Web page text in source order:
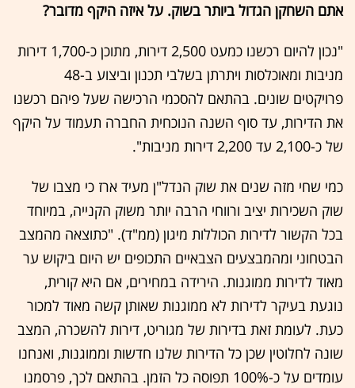
אתם השחקן הגדול ביותר בשוק. על איזה היקף מדובר?
"נכון להיום רכשנו כמעט 2,500 דירות, מתוכן כ-1,700 דירות
מניבות ומאוכלסות ויתרתן בשלבי תכנון וביצוע ב-48
פרויקטים שונים. בהתאם להסכמי הרכישה שעל פיהם רכשנו
את הדירות, עד סוף השנה הנוכחית החברה תעמוד על היקף
של כ-2,100 עד 2,200 דירות מניבות".
כמי שחי מזה שנים את שוק הנדל"ן מעיד ארז כי מצבו של
שוק השכירות יציב ורווחי הרבה יותר משוק הקנייה, במיוחד
בכל הקשור לדירות הכוללות מיגון (ממ"ד). "כתוצאה מהמצב
הבטחוני ומהמבצעים הצבאיים התכופים יש היום ביקוש ער
מאוד לדירות ממוגנות. הירידה במחירים, אם היא קורית,
נוגעת בעיקר לדירות לא ממוגנות שאותן קשה מאוד למכור
כעת. לעומת זאת בדירות של מגוריט, דירות להשכרה, המצב
שונה לחלוטין שכן כל הדירות שלנו חדשות וממוגנות, ואנחנו
עומדים על כ-100% תפוסה כל הזמן. בהתאם לכך, פרסמנו